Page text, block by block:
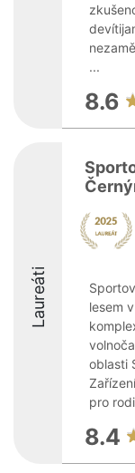
...
8.6
Laureáti
lesem
oblasti
pro
8.4